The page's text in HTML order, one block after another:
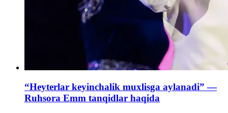
“Heyterlar keyinchalik muxlisga aylanadi” —
Ruhsora Emm tanqidlar haqida